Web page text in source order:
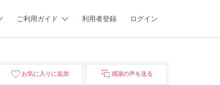
ご利用ガイド 利用者登録 ログイン
お気に入りに追加 感謝の声を送る